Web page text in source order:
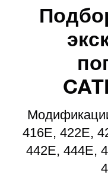
416E, 422E,
442E, 444E,